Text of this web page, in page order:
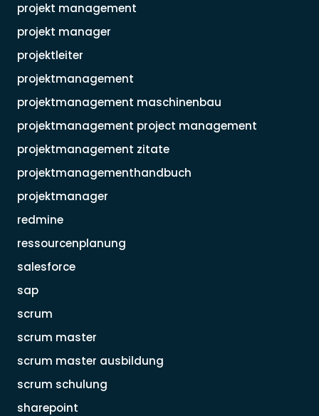
projekt management
projekt manager
projektleiter
projektmanagement
projektmanagement maschinenbau
projektmanagement project management
projektmanagement zitate
projektmanagementhandbuch
projektmanager
redmine
ressourcenplanung
salesforce
sap
scrum
scrum master
scrum master ausbildung
scrum schulung
sharepoint